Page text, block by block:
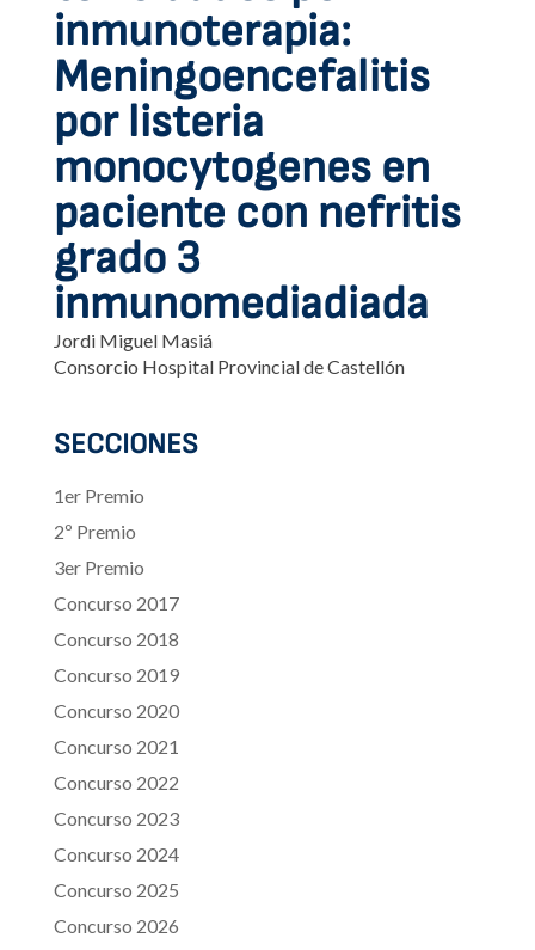
inmunoterapia:
Meningoencefalitis
por listeria
monocytogenes en
paciente con nefritis
grado 3
inmunomediadiada
Jordi Miguel Masiá
Consorcio Hospital Provincial de Castellón
SECCIONES
1er Premio
2º Premio
3er Premio
Concurso 2017
Concurso 2018
Concurso 2019
Concurso 2020
Concurso 2021
Concurso 2022
Concurso 2023
Concurso 2024
Concurso 2025
Concurso 2026